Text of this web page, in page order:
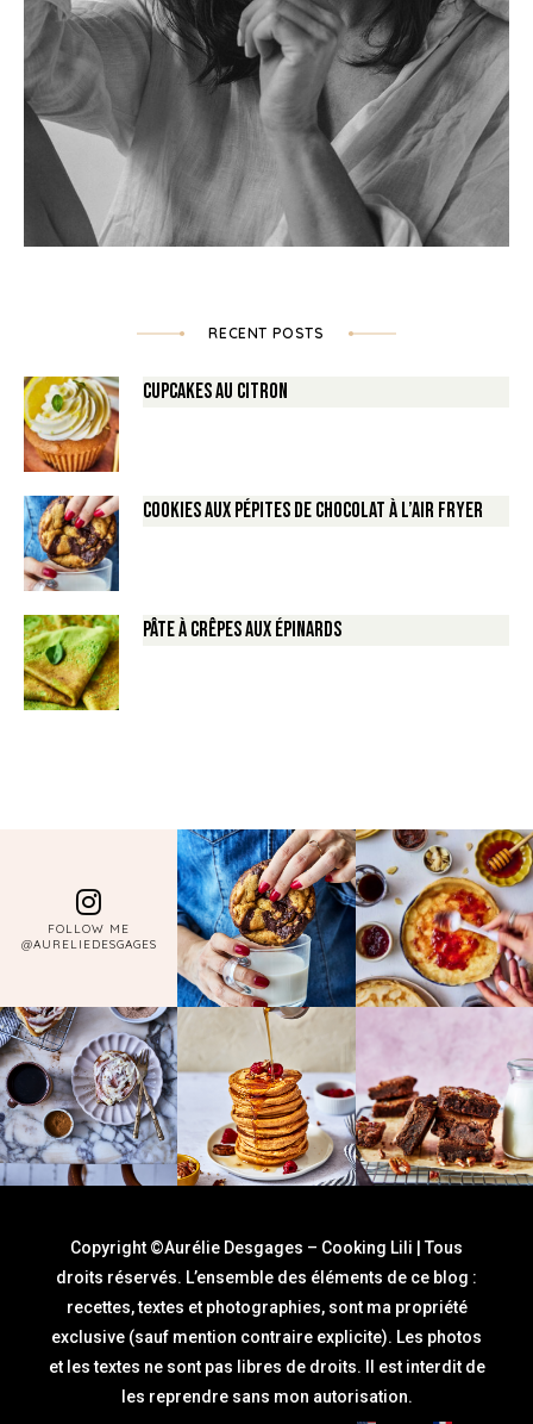
RECENT POSTS
Cupcakes au Citron
Cookies aux pépites de Chocolat à l’air fryer
Pâte à crêpes aux épinards
FOLLOW ME
@AURELIEDESGAGES
Copyright ©Aurélie Desgages – Cooking Lili | Tous
droits réservés. L’ensemble des éléments de ce blog :
recettes, textes et photographies, sont ma propriété
exclusive (sauf mention contraire explicite). Les photos
et les textes ne sont pas libres de droits. Il est interdit de
les reprendre sans mon autorisation.